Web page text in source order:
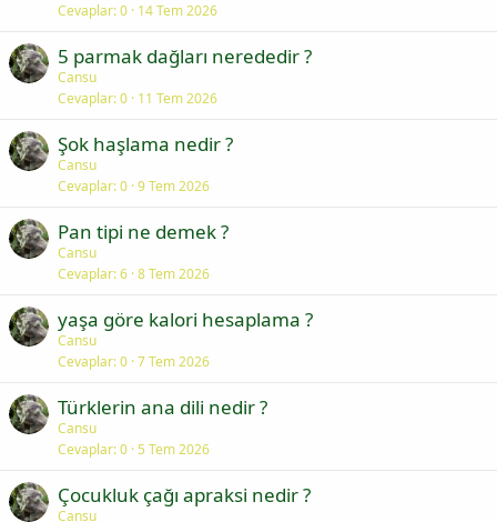
Cevaplar 0 14 Tem 2026
5 parmak dağları nerededir ?
Cansu
Cevaplar 0 11 Tem 2026
Şok haşlama nedir ?
Cansu
Cevaplar 0 9 Tem 2026
Pan tipi ne demek ?
Cansu
Cevaplar 6 8 Tem 2026
yaşa göre kalori hesaplama ?
Cansu
Cevaplar 0 7 Tem 2026
Türklerin ana dili nedir ?
Cansu
Cevaplar 0 5 Tem 2026
Çocukluk çağı apraksi nedir ?
Cansu